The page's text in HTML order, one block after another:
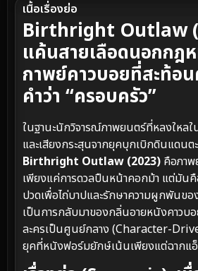
เนื้อเรื่องย่อ
Birthright Outlaw
แค้นสายเลือดนอกกฎ
กาพย์คาวบอยที่สะท้อ
คำว่า “ครอบครัว”
ในฐานะนักวิจารณ์ภาพยนตร์ที่หลงใหล
และเสียงกระสุนจากยุคบุกเบิกดินแดน
Birthright Outlaw (2023) คือภาพ
เพียงแค่การดวลปืนหน้าคอกม้า แต่มันคื
ปวดเพื่อไถ่บาปและรักษาความผูกพันขอ
เป็นการกลับมาของกลิ่นอายหนังคาวบ
ละครเป็นศูนย์กลาง (Character-
ยุคที่หนังฟอร์มยักษ์เน้นเพียงแต่ฉากแ